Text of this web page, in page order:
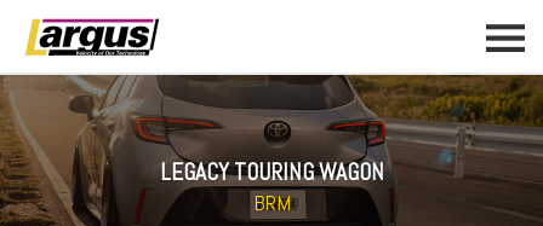
LEGACY TOURING WAGON
BRM